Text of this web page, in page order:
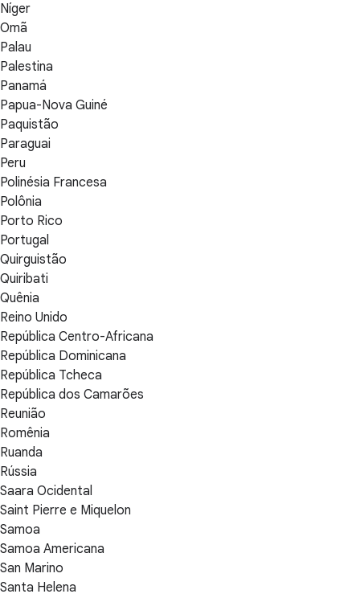
Níger
Omã
Palau
Palestina
Panamá
Papua-Nova Guiné
Paquistão
Paraguai
Peru
Polinésia Francesa
Polônia
Porto Rico
Portugal
Quirguistão
Quiribati
Quênia
Reino Unido
República Centro-Africana
República Dominicana
República Tcheca
República dos Camarões
Reunião
Romênia
Ruanda
Rússia
Saara Ocidental
Saint Pierre e Miquelon
Samoa
Samoa Americana
San Marino
Santa Helena